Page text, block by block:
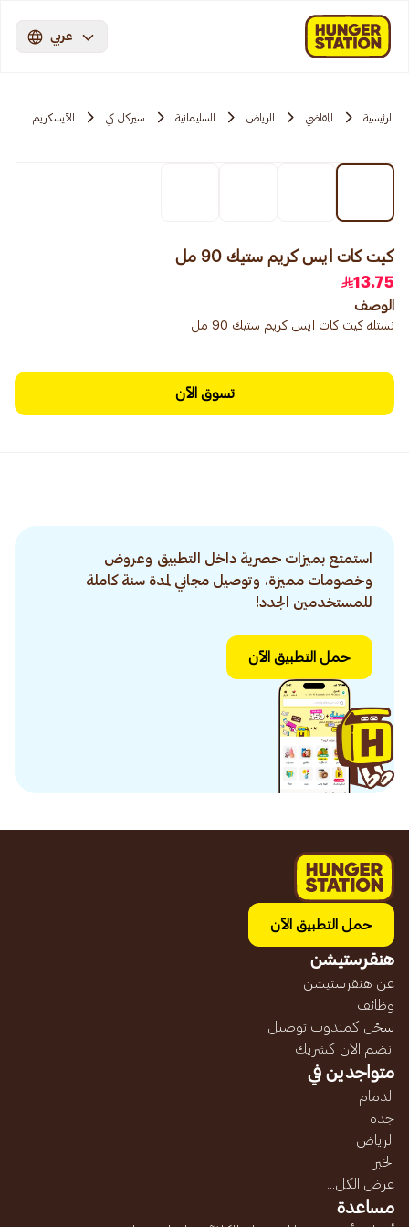
عربي
الرئيسية المقاضي الرياض السليمانية سيركل كي الآيسكريم
كيت كات ايس كريم ستيك 90 مل
13.75
الوصف
نستله كيت كات ايس كريم ستيك 90 مل
تسوق الآن
استمتع بميزات حصرية داخل التطبيق وعروض
وخصومات مميزة. وتوصيل مجاني لمدة سنة كاملة
للمستخدمين الجدد!
حمل التطبيق الآن
حمل التطبيق الآن
هنقرستيشن
عن هنقرستيشن
وظائف
سجّل كمندوب توصيل
انضم الآن كشريك
متواجدين في
الدمام
جده
الرياض
الخبر
عرض الكل...
مساعدة